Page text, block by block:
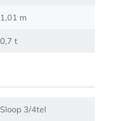
1,01 m
0,7 t
Sloop 3/4tel